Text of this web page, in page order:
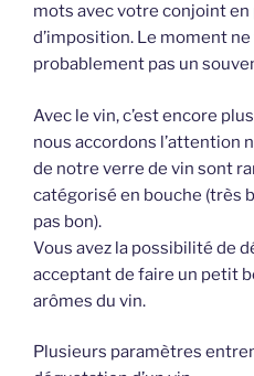
mots avec votre conjoint en
d’imposition. Le moment
probablement pas un
Avec le vin, c’est encore
nous accordons l’attention
de notre verre de vin sont
catégorisé en bouche (très
pas bon).
Vous avez la possibilité de
acceptant de faire un petit
arômes du vin.
Plusieurs paramètres